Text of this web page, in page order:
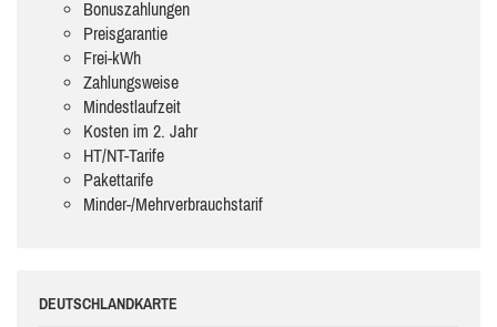
Bonuszahlungen
Preisgarantie
Frei-kWh
Zahlungsweise
Mindestlaufzeit
Kosten im 2. Jahr
HT/NT-Tarife
Pakettarife
Minder-/Mehrverbrauchstarif
DEUTSCHLANDKARTE